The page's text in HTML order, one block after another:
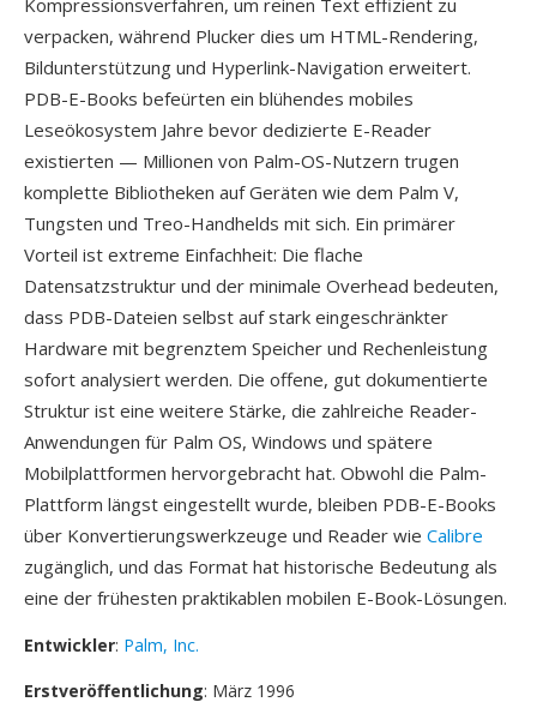
Kompressionsverfahren, um reinen Text effizient zu
verpacken, während Plucker dies um HTML-Rendering,
Bildunterstützung und Hyperlink-Navigation erweitert.
PDB-E-Books befeürten ein blühendes mobiles
Leseökosystem Jahre bevor dedizierte E-Reader
existierten — Millionen von Palm-OS-Nutzern trugen
komplette Bibliotheken auf Geräten wie dem Palm V,
Tungsten und Treo-Handhelds mit sich. Ein primärer
Vorteil ist extreme Einfachheit: Die flache
Datensatzstruktur und der minimale Overhead bedeuten,
dass PDB-Dateien selbst auf stark eingeschränkter
Hardware mit begrenztem Speicher und Rechenleistung
sofort analysiert werden. Die offene, gut dokumentierte
Struktur ist eine weitere Stärke, die zahlreiche Reader-
Anwendungen für Palm OS, Windows und spätere
Mobilplattformen hervorgebracht hat. Obwohl die Palm-
Plattform längst eingestellt wurde, bleiben PDB-E-Books
über Konvertierungswerkzeuge und Reader wie Calibre
zugänglich, und das Format hat historische Bedeutung als
eine der frühesten praktikablen mobilen E-Book-Lösungen.
Entwickler: Palm, Inc.
Erstveröffentlichung: März 1996